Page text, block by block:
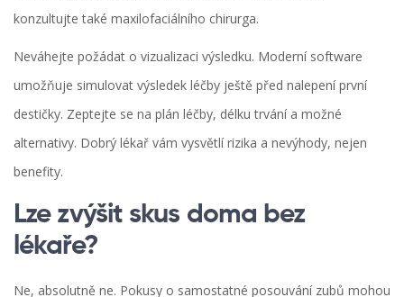
konzultujte také maxilofaciálního chirurga.
Neváhejte požádat o vizualizaci výsledku. Moderní software
umožňuje simulovat výsledek léčby ještě před nalepení první
destičky. Zeptejte se na plán léčby, délku trvání a možné
alternativy. Dobrý lékař vám vysvětlí rizika a nevýhody, nejen
benefity.
Lze zvýšit skus doma bez
lékaře?
Ne, absolutně ne. Pokusy o samostatné posouvání zubů mohou